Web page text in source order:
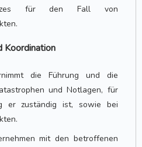
für den Fall von
Koordination
die Führung und die
und Notlagen, für
er zuständig ist, sowie bei
mit den betroffenen